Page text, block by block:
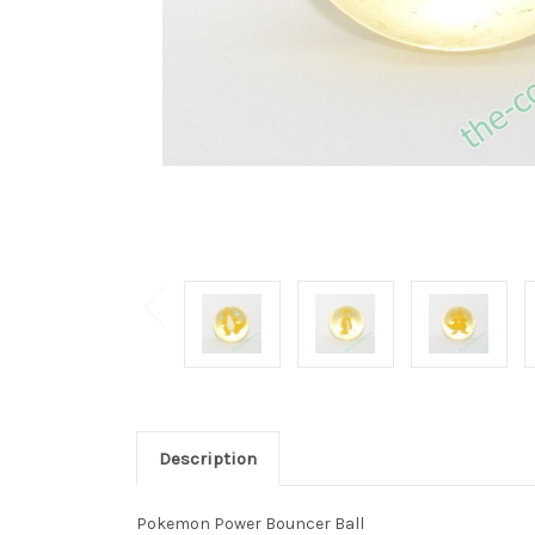
Description
Pokemon Power Bouncer Ball